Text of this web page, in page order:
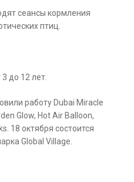
сеансы кормления
птиц.
до 12 лет.
работу Dubai Miracle
Glow, Hot Air Balloon,
18 октября состоится
Global Village.